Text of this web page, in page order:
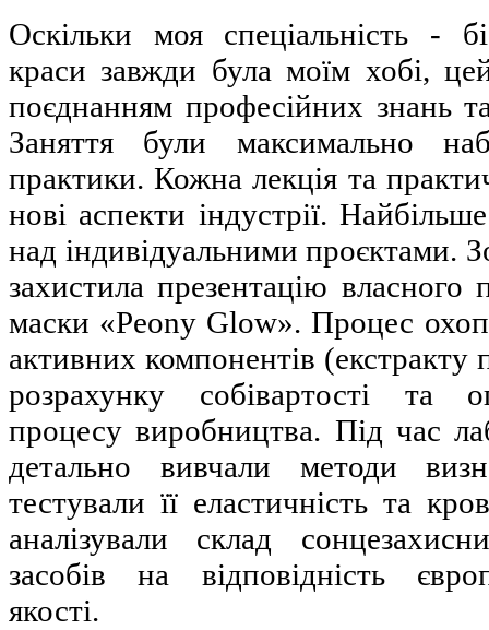
Оскільки моя спеціальність -
краси завжди була моїм хобі,
поєднанням професійних знань
Заняття були максимально
практики. Кожна лекція та
нові аспекти індустрії.
над індивідуальними проєктами.
захистила презентацію власного
маски «Peony Glow». Процес
активних компонентів (екстракту
розрахунку собівартості та
процесу виробництва. Під час
детально вивчали методи
тестували її еластичність та
аналізували склад
засобів на відповідність
якості.